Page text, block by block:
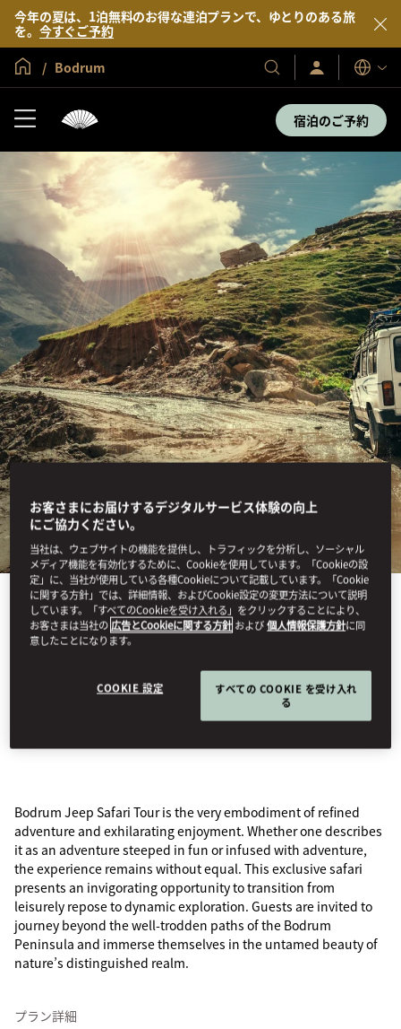
今年の夏は、1泊無料のお得な連泊プランで、ゆとりのある旅
を。 今すぐご予約
グローバル ホーム
Bodrum
当
社
ル
リ
ゾ
ー
ト
サ
イ
ン
／
ぐ
表
示
言
語
宿泊のご予約
View All
BODRUM SAFARI
JEEP TOUR
Bodrum Jeep Safari Tour is the very embodiment of refined
adventure and exhilarating enjoyment. Whether one describes
it as an adventure steeped in fun or infused with adventure,
the experience remains without equal. This exclusive safari
presents an invigorating opportunity to transition from
leisurely repose to dynamic exploration. Guests are invited to
journey beyond the well-trodden paths of the Bodrum
Peninsula and immerse themselves in the untamed beauty of
nature’s distinguished realm.
プラン詳細
お客さまにお届けするデジタルサービス体験の向上
にご協力ください。
当社は、ウェブサイトの機能を提供し、トラフィックを分析し、ソーシャル
メディア機能を有効化するために、Cookieを使用しています。「Cookieの設
定」に、当社が使用している各種Cookieについて記載しています。「Cookie
に関する方針」では、詳細情報、およびCookie設定の変更方法について説明
しています。「すべてのCookieを受け入れる」をクリックすることにより、
お客さまは当社の広告とCookieに関する方針 および個人情報保護方針に同
意したことになります。
COOKIE 設定
すべての COOKIE を受け入れ
る